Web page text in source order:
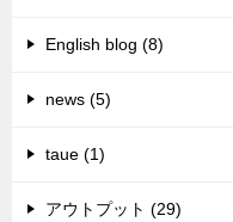
English blog (8)
news (5)
taue (1)
アウトプット (29)